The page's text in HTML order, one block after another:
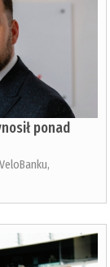
ponad